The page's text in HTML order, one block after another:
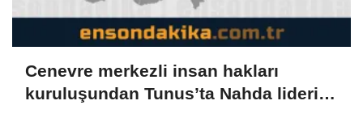
Cenevre merkezli insan hakları
kuruluşundan Tunus’ta Nahda lideri